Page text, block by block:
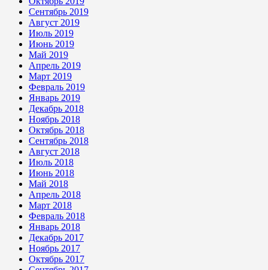
Сентябрь 2019
Август 2019
Июль 2019
Июнь 2019
Май 2019
Апрель 2019
Март 2019
Февраль 2019
Январь 2019
Декабрь 2018
Ноябрь 2018
Октябрь 2018
Сентябрь 2018
Август 2018
Июль 2018
Июнь 2018
Май 2018
Апрель 2018
Март 2018
Февраль 2018
Январь 2018
Декабрь 2017
Ноябрь 2017
Октябрь 2017